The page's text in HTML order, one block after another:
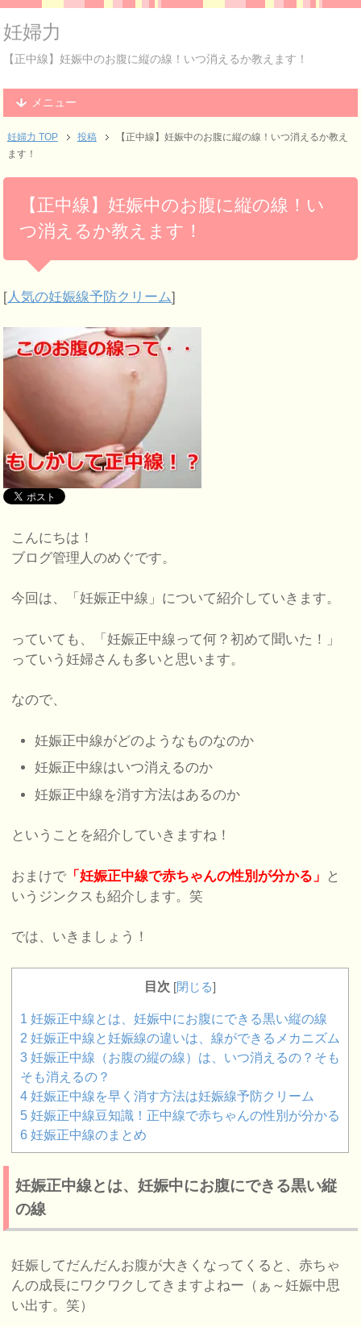
妊婦力
【正中線】妊娠中のお腹に縦の線！いつ消えるか教えます！
メニュー
妊婦力 TOP 投稿
【正中線】妊娠中のお腹に縦の線！いつ消えるか教え
ます！
【正中線】妊娠中のお腹に縦の線！い
つ消えるか教えます！
[人気の妊娠線予防クリーム]
こんにちは！
ブログ管理人のめぐです。
今回は、「妊娠正中線」について紹介していきます。
っていても、「妊娠正中線って何？初めて聞いた！」
っていう妊婦さんも多いと思います。
なので、
妊娠正中線がどのようなものなのか
妊娠正中線はいつ消えるのか
妊娠正中線を消す方法はあるのか
ということを紹介していきますね！
おまけで 「妊娠正中線で赤ちゃんの性別が分かる」
と
いうジンクスも紹介します。笑
では、いきましょう！
目次 [閉じる]
1 妊娠正中線とは、妊娠中にお腹にできる黒い縦の線
2 妊娠正中線と妊娠線の違いは、線ができるメカニズム
3 妊娠正中線（お腹の縦の線）は、いつ消えるの？そも
そも消えるの？
4 妊娠正中線を早く消す方法は妊娠線予防クリーム
5 妊娠正中線豆知識！正中線で赤ちゃんの性別が分かる
6 妊娠正中線のまとめ
妊娠正中線とは、妊娠中にお腹にできる黒い縦
の線
妊娠してだんだんお腹が大きくなってくると、赤ちゃ
んの成長にワクワクしてきますよねー（ぁ～妊娠中思
い出す。笑）